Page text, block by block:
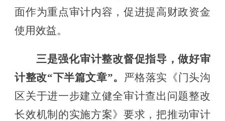
面作为重点审计内容，促进提高财政资金
使用效益。
三是强化审计整改督促指导 ，做好审
计整改“下半篇文章”。 严格落实《门头沟
区关于进一步建立健全审计查出问题整改
长效机制的实施方案》要求，把推动审计